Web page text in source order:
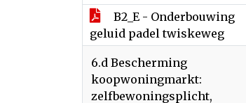
B2_E - Onderbouwing
geluid padel twiskeweg
6.d Bescherming
koopwoningmarkt:
zelfbewoningsplicht,